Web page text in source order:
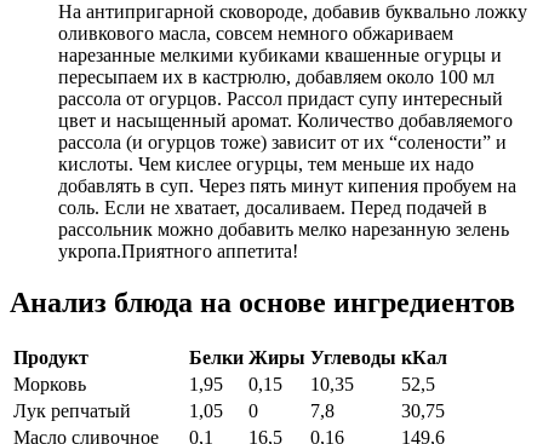
На антипригарной сковороде, добавив буквально ложку
оливкового масла, совсем немного обжариваем
нарезанные мелкими кубиками квашенные огурцы и
пересыпаем их в кастрюлю, добавляем около 100 мл
рассола от огурцов. Рассол придаст супу интересный
цвет и насыщенный аромат. Количество добавляемого
рассола (и огурцов тоже) зависит от их “солености” и
кислоты. Чем кислее огурцы, тем меньше их надо
добавлять в суп. Через пять минут кипения пробуем на
соль. Если не хватает, досаливаем. Перед подачей в
рассольник можно добавить мелко нарезанную зелень
укропа.Приятного аппетита!
Анализ блюда на основе ингредиентов
Продукт Белки Жиры Углеводы кКал
Морковь
1,95 0,15 10,35
52,5
Лук репчатый
1,05 0 7,8
30,75
Масло сливочное
0,1 16,5 0,16
149,6